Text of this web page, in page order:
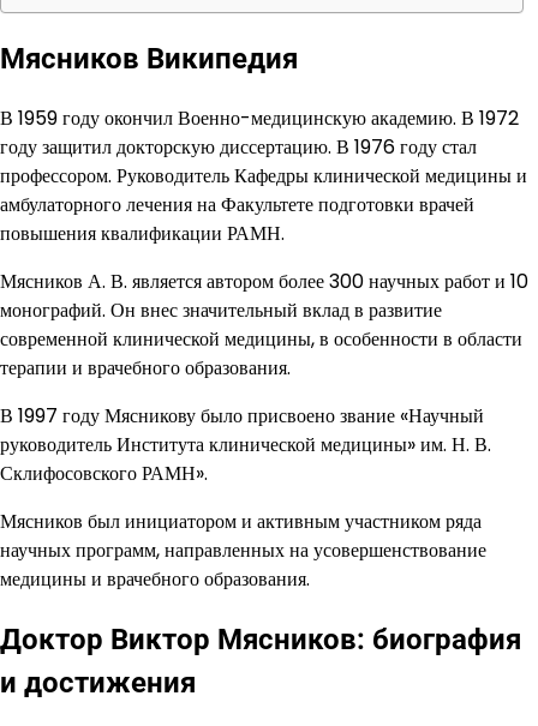
Мясников Википедия
В 1959 году окончил Военно-медицинскую академию. В 1972
году защитил докторскую диссертацию. В 1976 году стал
профессором. Руководитель Кафедры клинической медицины и
амбулаторного лечения на Факультете подготовки врачей
повышения квалификации РАМН.
Мясников А. В. является автором более 300 научных работ и 10
монографий. Он внес значительный вклад в развитие
современной клинической медицины, в особенности в области
терапии и врачебного образования.
В 1997 году Мясникову было присвоено звание «Научный
руководитель Института клинической медицины» им. Н. В.
Склифосовского РАМН».
Мясников был инициатором и активным участником ряда
научных программ, направленных на усовершенствование
медицины и врачебного образования.
Доктор Виктор Мясников: биография
и достижения